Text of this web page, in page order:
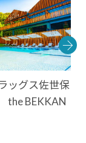
ッグス佐世保
the BEKKAN